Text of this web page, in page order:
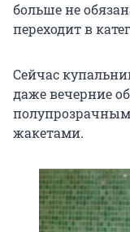
больше не
переходит в
Сейчас
даже вечерние
жакетами.